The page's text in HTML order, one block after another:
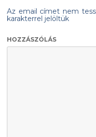
Az email címet nem
karakterrel jelöltük
HOZZÁSZÓLÁS